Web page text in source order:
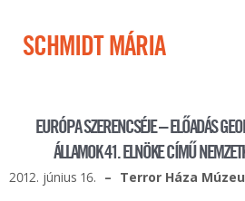
SCHMIDT MÁRIA
EURÓPA SZERENCSÉJE – ELŐADÁS
ÁLLAMOK 41. ELNÖKE CÍMŰ
2012. június 16.
Terror Háza